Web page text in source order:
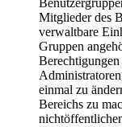
Mitglieder des
verwaltbare
Gruppen
einmal zu
Bereichs zu